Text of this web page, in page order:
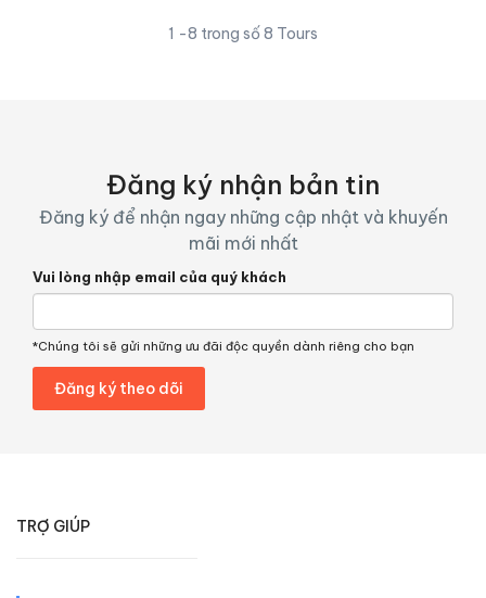
1 -8 trong số 8 Tours
Đăng ký nhận bản tin
Đăng ký để nhận ngay những cập nhật và khuyến
mãi mới nhất
Vui lòng nhập email của quý khách
*Chúng tôi sẽ gửi những ưu đãi độc quyền dành riêng cho bạn
TRỢ GIÚP